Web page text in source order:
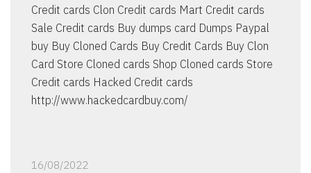
Credit cards Clon Credit cards Mart Credit cards
Sale Credit cards Buy dumps card Dumps Paypal
buy Buy Cloned Cards Buy Credit Cards Buy Clon
Card Store Cloned cards Shop Cloned cards Store
Credit cards Hacked Credit cards
http://www.hackedcardbuy.com/
16/08/2022